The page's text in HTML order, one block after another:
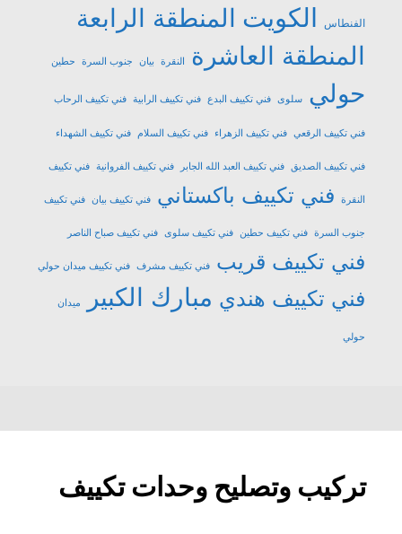
الفنطاس الكويت المنطقة الرابعة
المنطقة العاشرة
النقرة بيان جنوب السرة حطين
حولي سلوى فني تكييف البدع فني تكييف الرابية فني تكييف الرحاب
فني تكييف الرقعي فني تكييف الزهراء فني تكييف السلام فني تكييف الشهداء
فني تكييف الصديق فني تكييف العبد الله الجابر فني تكييف الفروانية فني تكييف
النقرة فني تكييف باكستاني فني تكييف بيان فني تكييف
جنوب السرة فني تكييف حطين فني تكييف سلوى فني تكييف صباح الناصر
فني تكييف قريب فني تكييف مشرف فني تكييف ميدان حولي
فني تكييف هندي مبارك الكبير ميدان
حولي
تركيب وتصليح وحدات تكييف